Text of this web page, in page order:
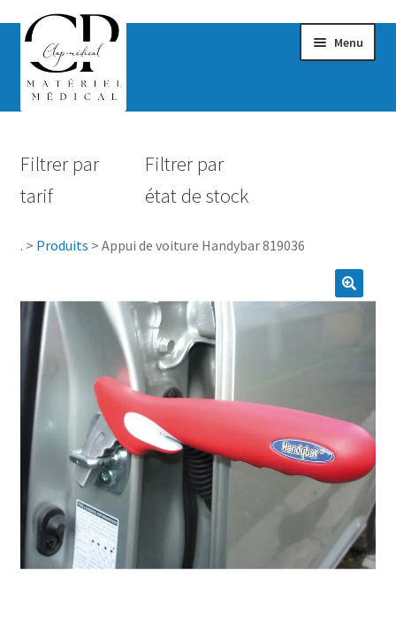
Menu
Hygiène
Maternité
Accessoires Salle de bain
Vêtements & Chaussures
Sécurité
0.00 €
Filtrer par
tarif
Filtrer par
état de stock
. > Produits > Appui de voiture Handybar 819036